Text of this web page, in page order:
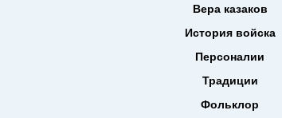
Вера казаков
История войска
Персоналии
Традиции
Фольклор